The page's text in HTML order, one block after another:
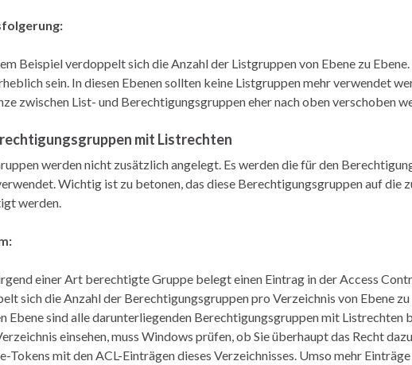
Beispiel verdoppelt sich die Anzahl der Listgruppen von Ebene zu
sein. In diesen Ebenen sollten keine Listgruppen mehr verwendet
zwischen List- und Berechtigungsgruppen eher nach oben verschoben
mit Listrechten
werden nicht zusätzlich angelegt. Es werden die für den
Wichtig ist zu betonen, das diese Berechtigungsgruppen auf die
werden.
einer Art berechtigte Gruppe belegt einen Eintrag in der Access
sich die Anzahl der Berechtigungsgruppen pro Verzeichnis von Ebene
Ebene sind alle darunterliegenden Berechtigungsgruppen mit Listrechten
einsehen, muss Windows prüfen, ob Sie überhaupt das Recht
Tokens mit den ACL-Einträgen dieses Verzeichnisses. Umso mehr